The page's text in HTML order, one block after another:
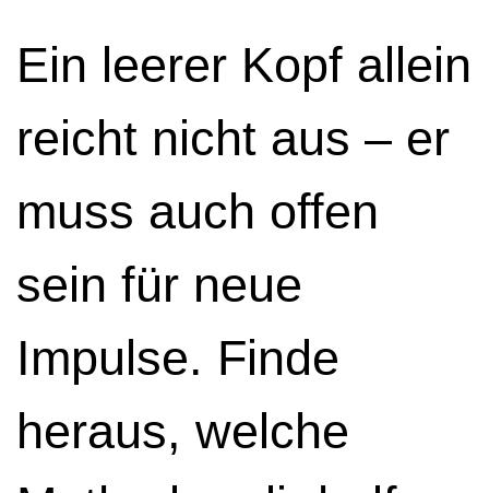
Ein leerer Kopf allein
reicht nicht aus – er
muss auch offen
sein für neue
Impulse. Finde
heraus, welche